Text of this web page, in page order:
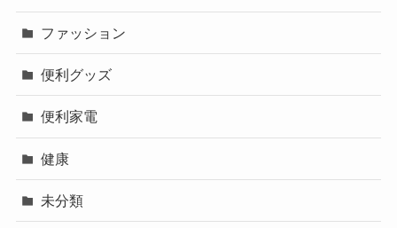
ファッション
便利グッズ
便利家電
健康
未分類